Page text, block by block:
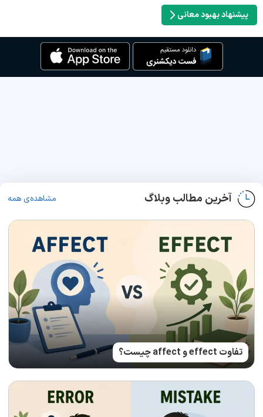
پیشنهاد بهبود معانی
آخرین مطالب وبلاگ مشاهده‌ی همه
تفاوت effect و affect چیست؟